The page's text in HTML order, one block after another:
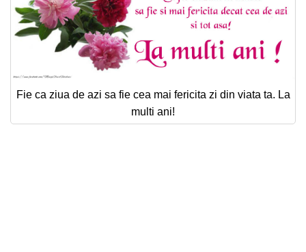
Fie ca ziua de azi sa fie cea mai fericita zi din viata ta. La
multi ani!